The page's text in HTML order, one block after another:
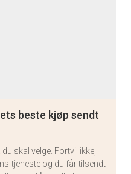
beste kjøp sendt
skal velge. Fortvil ikke,
tjeneste og du får tilsendt